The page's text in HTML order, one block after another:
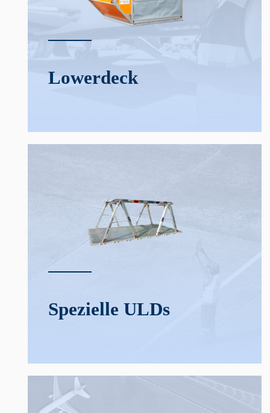
Lower­deck
Spezielle ULDs